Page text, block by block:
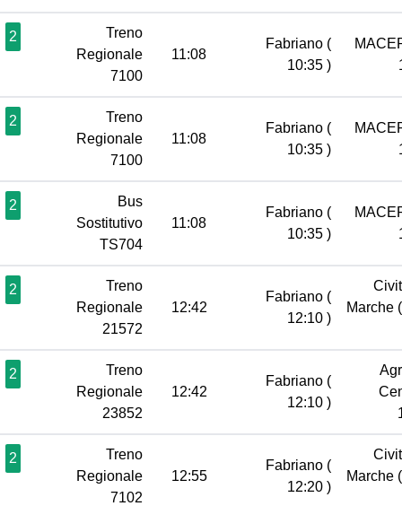
2
Treno
Regionale
7100
11:08
Fabriano (
10:35 )
2
Treno
Regionale
7100
11:08
Fabriano (
10:35 )
2
Bus
Sostitutivo
TS704
11:08
Fabriano (
10:35 )
2
Treno
Regionale
21572
12:42
Fabriano (
12:10 )
Marche
2
Treno
Regionale
23852
12:42
Fabriano (
12:10 )
2
Treno
Regionale
7102
12:55
Fabriano (
12:20 )
Marche